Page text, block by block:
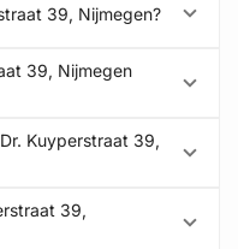
39, Nijmegen?
39, Nijmegen
Kuyperstraat 39,
39,